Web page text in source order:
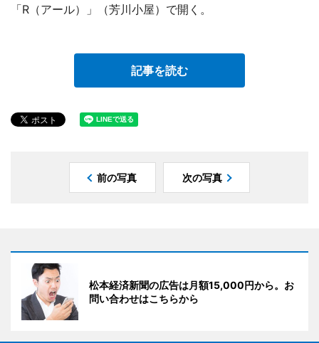
「R（アール）」（芳川小屋）で開く。
記事を読む
前の写真 次の写真
松本経済新聞の広告は月額15,000円から。お
問い合わせはこちらから